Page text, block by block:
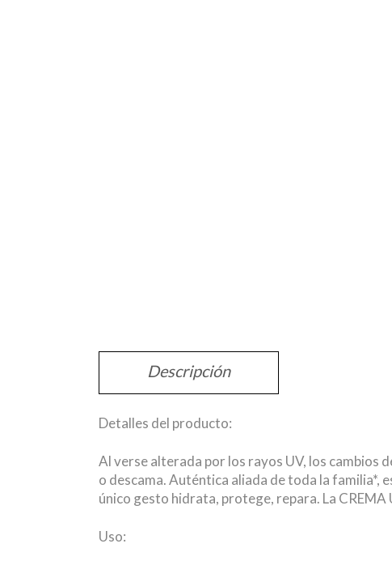
Descripción
Detalles del producto:
Al verse alterada por los rayos UV, los cambios
o descama. Auténtica aliada de toda la familia*,
único gesto hidrata, protege, repara. La
Uso: